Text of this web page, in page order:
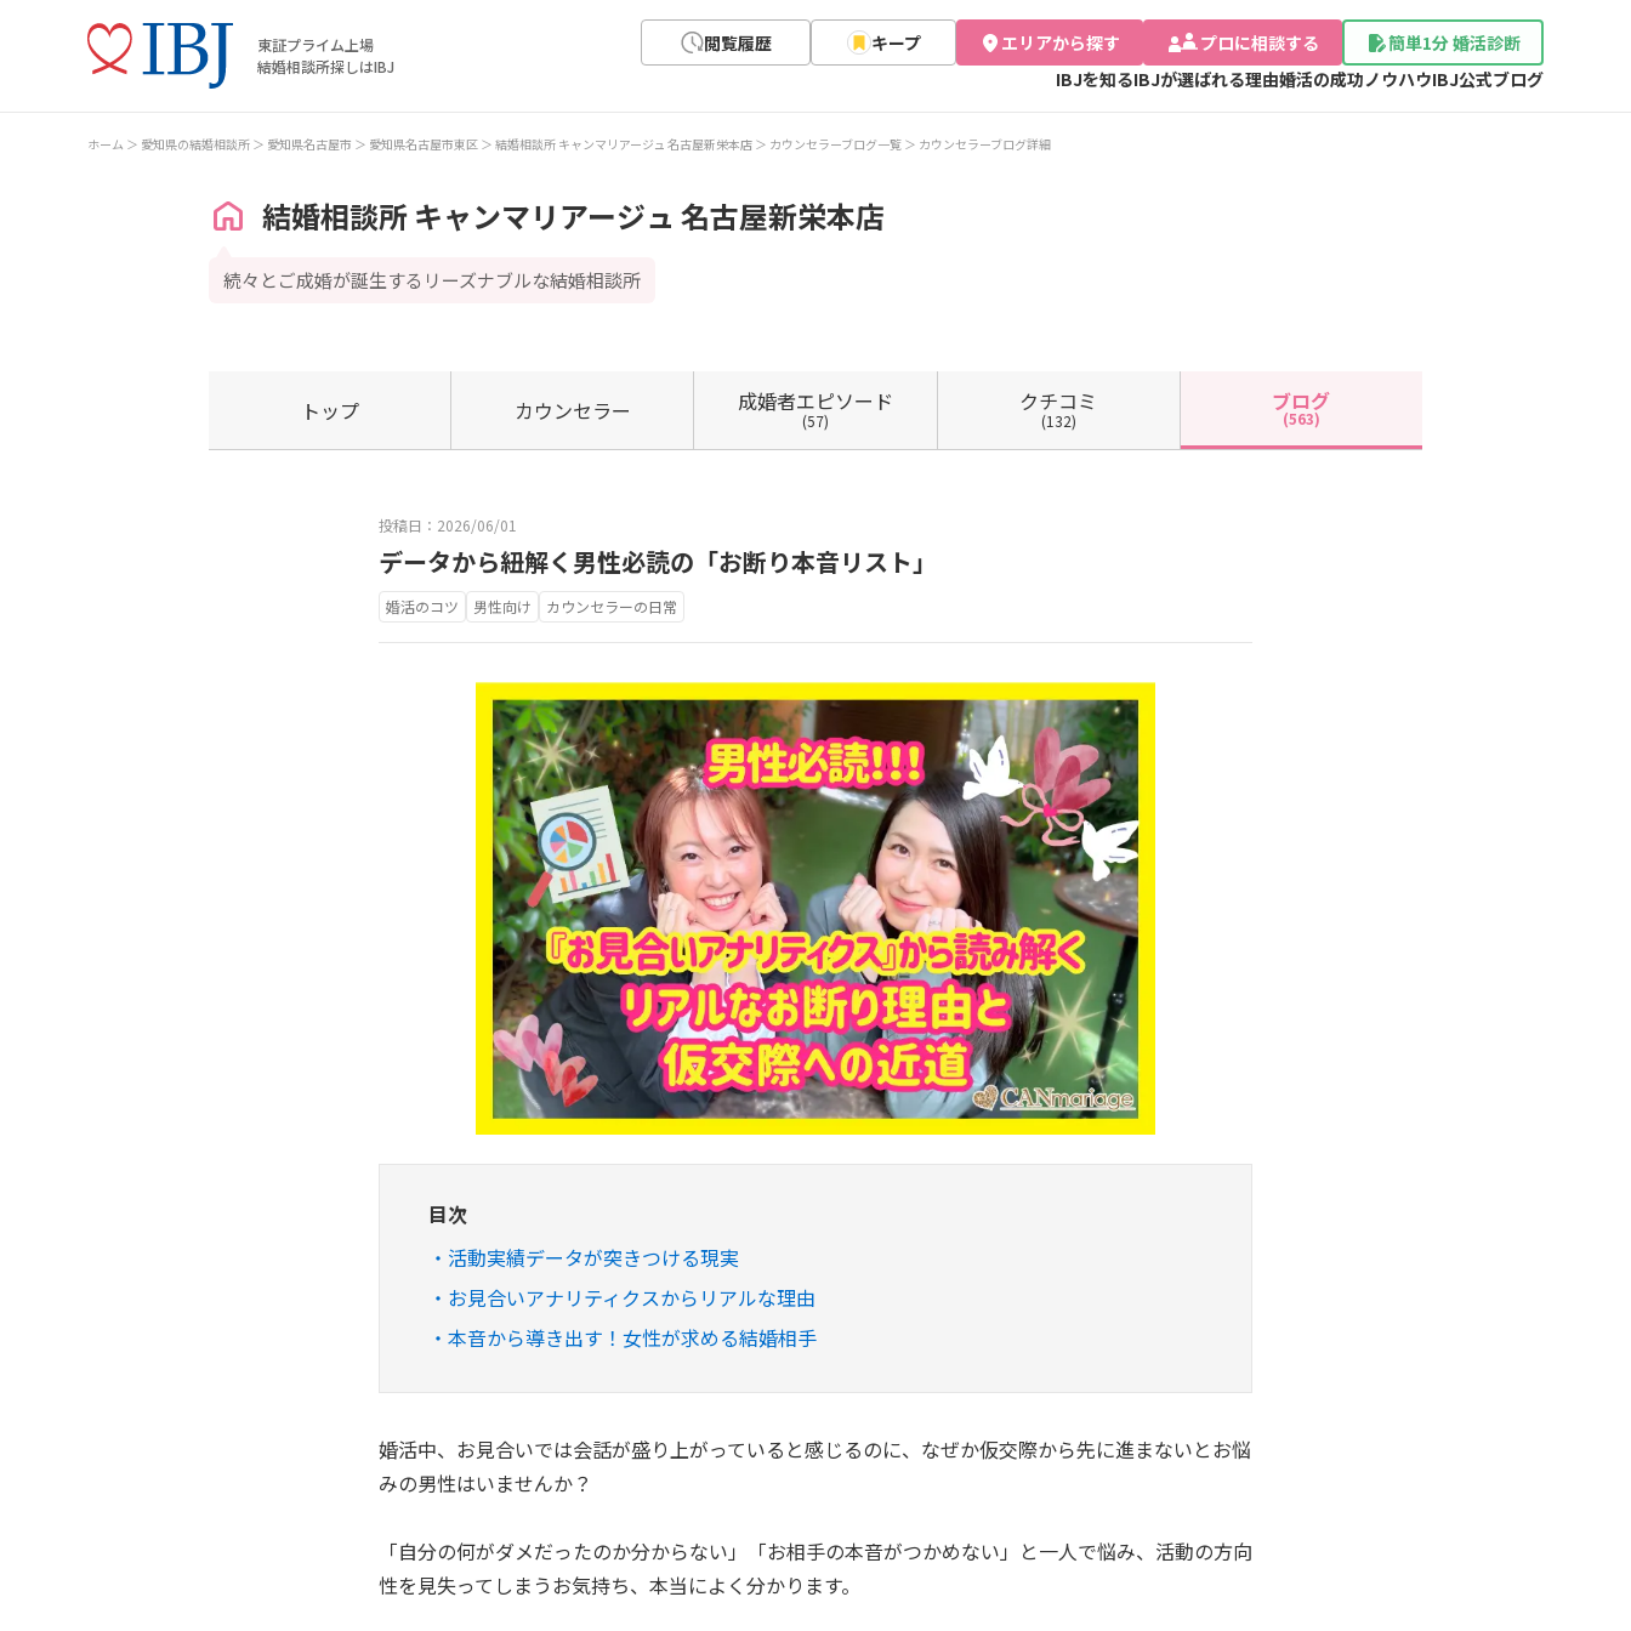
東証プライム上場
結婚相談所探しはIBJ
閲覧履歴 キープ エリアから探す プロに相談する
簡単1分 婚活診断
IBJを知るIBJが選ばれる理由婚活の成功ノウハウIBJ公式ブログ
ホーム 愛知県の結婚相談所 愛知県名古屋市 愛知県名古屋市東区 結婚相談所 キャンマリアージュ 名古屋新栄本店 カウンセラーブログ一覧 カウンセラーブログ詳細
結婚相談所 キャンマリアージュ 名古屋新栄本店
続々とご成婚が誕生するリーズナブルな結婚相談所
トップ カウンセラー 成婚者エピソード
(57)
クチコミ
(132)
ブログ
(563)
投稿日：2026/06/01
データから紐解く男性必読の「お断り本音リスト」
婚活のコツ 男性向け カウンセラーの日常
目次
活動実績データが突きつける現実
お見合いアナリティクスからリアルな理由
本音から導き出す！女性が求める結婚相手
婚活中、お見合いでは会話が盛り上がっていると感じるのに、なぜか仮交際から先に進まないとお悩
みの男性はいませんか？
「自分の何がダメだったのか分からない」「お相手の本音がつかめない」と一人で悩み、活動の方向
性を見失ってしまうお気持ち、本当によく分かります。